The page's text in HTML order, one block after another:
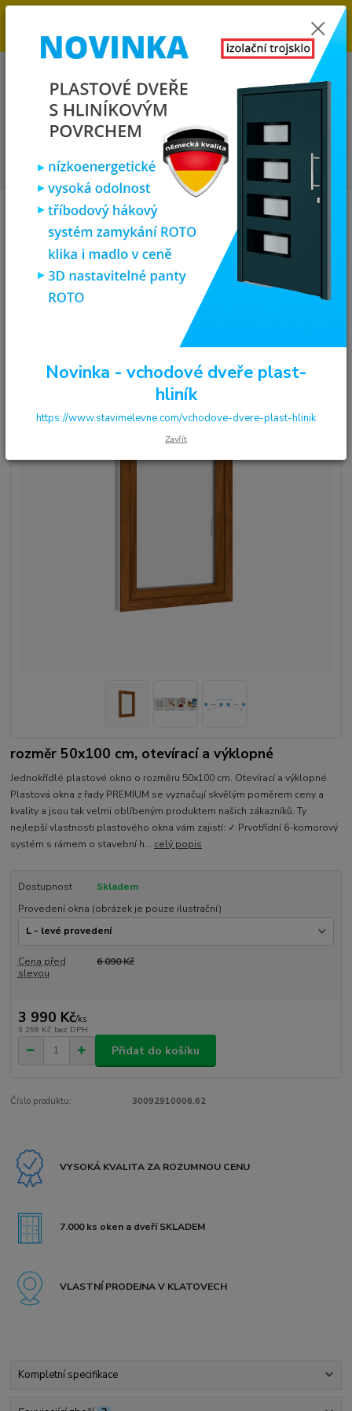
OBJEDNÁVKOU. MÁME 7 000 OKEN A DVEŘÍ SKLADEM U NÁS V
KLATOVECH.
0
0,00 Kč
Plastová okna
plastové okno 50x100 cm, jednokřídlé, zlatý
dub/bílé, PREMIUM 7000
plastové okno 50x100 cm,
jednokřídlé, zlatý dub/bílé,
PREMIUM 7000
Doprava ZDARMA
rozměr 50x100 cm, otevírací a výklopné
Jednokřídlé plastové okno o rozměru 50x100 cm. Otevírací a výklopné.
Plastová okna z řady PREMIUM se vyznačují skvělým poměrem ceny a
kvality a jsou tak velmi oblíbeným produktem našich zákazníků. Ty
nejlepší vlastnosti plastového okna vám zajistí: ✓ Prvotřídní 6-komorový
systém s rámem o stavební h... celý popis
Dostupnost
Skladem
Provedení okna (obrázek je pouze ilustrační)
Cena před
slevou
6 090 Kč
3 990 Kč/ks
3 298 Kč bez DPH
Přidat do košíku
Číslo produktu: 30092910006.62
VYSOKÁ KVALITA ZA ROZUMNOU CENU
7.000 ks oken a dveří SKLADEM
VLASTNÍ PRODEJNA V KLATOVECH
Kompletní specifikace
Novinka - vchodové dveře plast-
hliník
https://www.stavimelevne.com/vchodove-dvere-plast-hlinik
Zavřít